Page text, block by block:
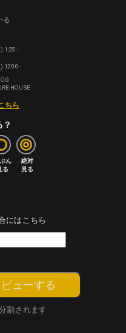
る
1:25 -
12:00 -
HOUSE
ちら
？
ん
る
絶対
見る
にはこちら
ューする
割されます